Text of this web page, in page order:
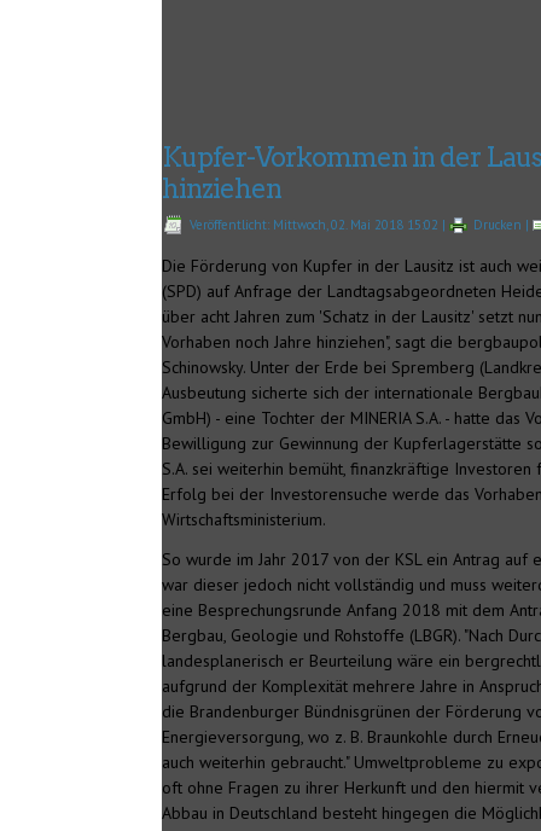
Kupfer-Vorkommen in der
hinziehen
Veröffentlicht: Mittwoch, 02. Mai 2018 15:02 | Drucken |
Die Förderung von Kupfer in der Lausitz ist auch
(SPD) auf Anfrage der Landtagsabgeordneten
über acht Jahren zum 'Schatz in der Lausitz' setzt
Vorhaben noch Jahre hinziehen", sagt die
Schinowsky. Unter der Erde bei Spremberg
Ausbeutung sicherte sich der internationale
GmbH) - eine Tochter der MINERIA S.A. - hatte
Bewilligung zur Gewinnung der Kupferlagerstätte
S.A. sei weiterhin bemüht, finanzkräftige
Erfolg bei der Investorensuche werde das
Wirtschaftsministerium.
So wurde im Jahr 2017 von der KSL ein Antrag auf
war dieser jedoch nicht vollständig und muss
eine Besprechungsrunde Anfang 2018 mit dem
Bergbau, Geologie und Rohstoffe (LBGR). "Nach
landesplanerisch er Beurteilung wäre ein
aufgrund der Komplexität mehrere Jahre in
die Brandenburger Bündnisgrünen der Förderung
Energieversorgung, wo z. B. Braunkohle durch
auch weiterhin gebraucht." Umweltprobleme zu
oft ohne Fragen zu ihrer Herkunft und den hiermit
Abbau in Deutschland besteht hingegen die